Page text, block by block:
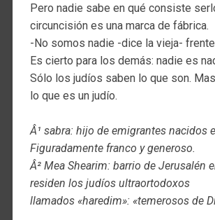
Pero nadie sabe en qué consiste
circuncisión es una marca de fábrica.
-No somos nadie -dice la vieja-
Es cierto para los demás: nadie es
Sólo los judíos saben lo que son.
lo que es un judío.
Â¹ sabra: hijo de emigrantes nacidos
Figuradamente franco y generoso.
Â² Mea Shearim: barrio de Jerusalén
residen los judíos ultraortodoxos
llamados «haredim»: «temerosos de